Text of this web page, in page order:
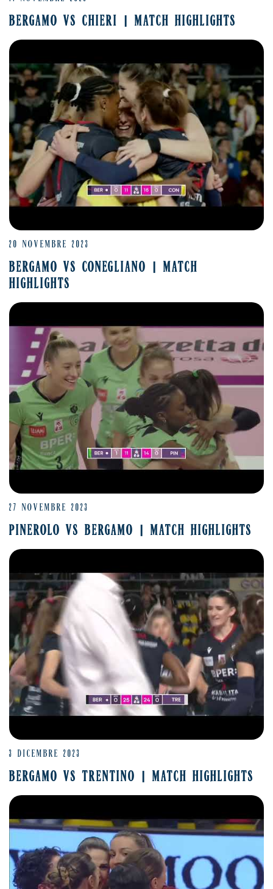
BERGAMO VS CHIERI | MATCH HIGHLIGHTS
20 NOVEMBRE 2023
BERGAMO VS CONEGLIANO | MATCH
HIGHLIGHTS
27 NOVEMBRE 2023
PINEROLO VS BERGAMO | MATCH HIGHLIGHTS
3 DICEMBRE 2023
BERGAMO VS TRENTINO | MATCH HIGHLIGHTS